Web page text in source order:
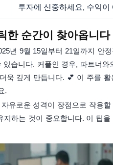
투자에 신중하세요, 수익이
한 순간이 찾아옵니다
년 9월 15일부터 21일까지 안
습니다. 커플인 경우, 파트너
욱 깊게 만듭니다. 💕 이 주를
.
자유로운 성격이 장점으로 작용
지하는 것이 중요합니다. 이 팁